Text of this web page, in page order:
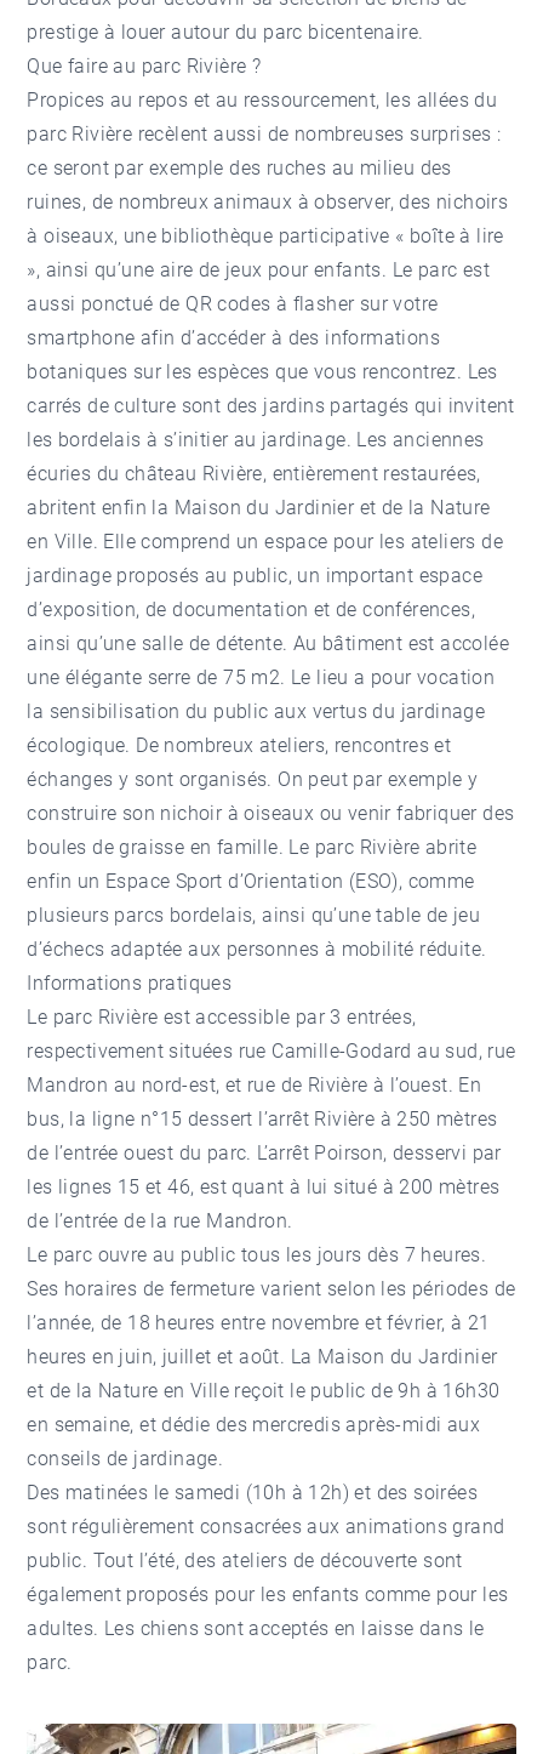
prestige à louer autour du parc bicentenaire.
Que faire au parc Rivière ?
Propices au repos et au ressourcement, les allées du
parc Rivière recèlent aussi de nombreuses surprises :
ce seront par exemple des ruches au milieu des
ruines, de nombreux animaux à observer, des nichoirs
à oiseaux, une bibliothèque participative « boîte à lire
», ainsi qu’une aire de jeux pour enfants. Le parc est
aussi ponctué de QR codes à flasher sur votre
smartphone afin d’accéder à des informations
botaniques sur les espèces que vous rencontrez. Les
carrés de culture sont des jardins partagés qui invitent
les bordelais à s’initier au jardinage. Les anciennes
écuries du château Rivière, entièrement restaurées,
abritent enfin la Maison du Jardinier et de la Nature
en Ville. Elle comprend un espace pour les ateliers de
jardinage proposés au public, un important espace
d’exposition, de documentation et de conférences,
ainsi qu’une salle de détente. Au bâtiment est accolée
une élégante serre de 75 m2. Le lieu a pour vocation
la sensibilisation du public aux vertus du jardinage
écologique. De nombreux ateliers, rencontres et
échanges y sont organisés. On peut par exemple y
construire son nichoir à oiseaux ou venir fabriquer des
boules de graisse en famille. Le parc Rivière abrite
enfin un Espace Sport d’Orientation (ESO), comme
plusieurs parcs bordelais, ainsi qu’une table de jeu
d’échecs adaptée aux personnes à mobilité réduite.
Informations pratiques
Le parc Rivière est accessible par 3 entrées,
respectivement situées rue Camille-Godard au sud, rue
Mandron au nord-est, et rue de Rivière à l’ouest. En
bus, la ligne n°15 dessert l’arrêt Rivière à 250 mètres
de l’entrée ouest du parc. L’arrêt Poirson, desservi par
les lignes 15 et 46, est quant à lui situé à 200 mètres
de l’entrée de la rue Mandron.
Le parc ouvre au public tous les jours dès 7 heures.
Ses horaires de fermeture varient selon les périodes de
l’année, de 18 heures entre novembre et février, à 21
heures en juin, juillet et août. La Maison du Jardinier
et de la Nature en Ville reçoit le public de 9h à 16h30
en semaine, et dédie des mercredis après-midi aux
conseils de jardinage.
Des matinées le samedi (10h à 12h) et des soirées
sont régulièrement consacrées aux animations grand
public. Tout l’été, des ateliers de découverte sont
également proposés pour les enfants comme pour les
adultes. Les chiens sont acceptés en laisse dans le
parc.